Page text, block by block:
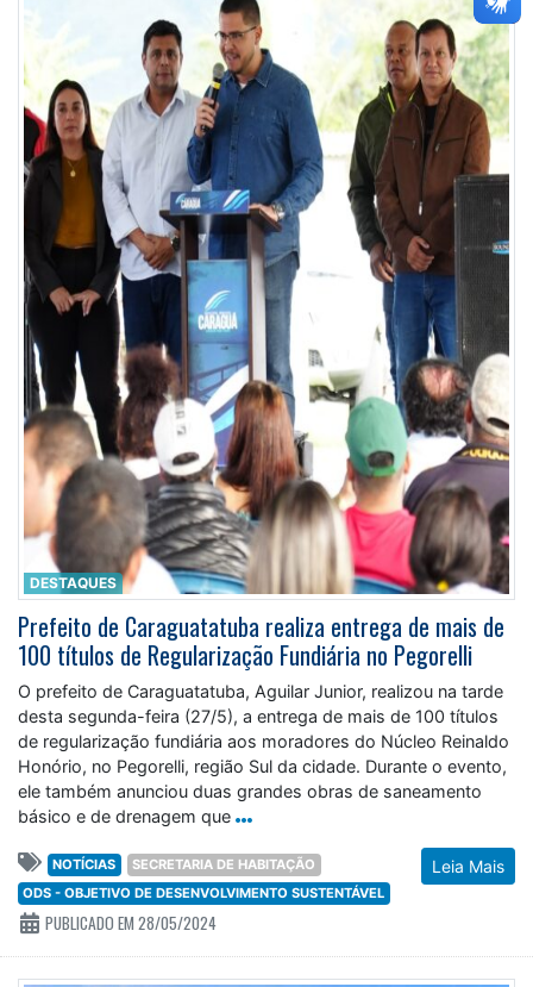
DESTAQUES
Prefeito de Caraguatatuba realiza entrega de mais de
100 títulos de Regularização Fundiária no Pegorelli
O prefeito de Caraguatatuba, Aguilar Junior, realizou na tarde
desta segunda-feira (27/5), a entrega de mais de 100 títulos
de regularização fundiária aos moradores do Núcleo Reinaldo
Honório, no Pegorelli, região Sul da cidade. Durante o evento,
ele também anunciou duas grandes obras de saneamento
básico e de drenagem que
Leia Mais
NOTÍCIAS
SECRETARIA DE HABITAÇÃO
ODS - OBJETIVO DE DESENVOLVIMENTO SUSTENTÁVEL
PUBLICADO EM 28/05/2024